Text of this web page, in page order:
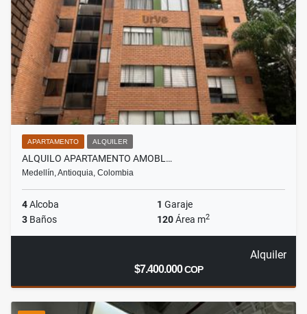
APARTAMENTO ALQUILER
ALQUILO APARTAMENTO AMOBL…
Medellín, Antioquia, Colombia
4Alcoba 1 Garaje
3 Baños 120Área m2
Alquiler
$7.400.000COP